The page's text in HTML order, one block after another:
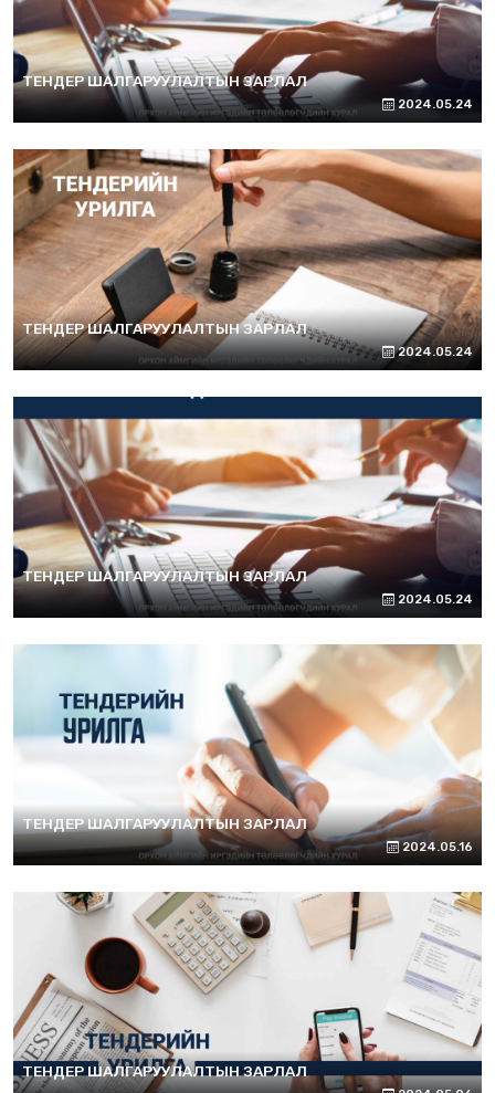
ТЕНДЕР ШАЛГАРУУЛАЛТЫН ЗАРЛАЛ
2024.05.24
ТЕНДЕР ШАЛГАРУУЛАЛТЫН ЗАРЛАЛ
2024.05.24
ТЕНДЕР ШАЛГАРУУЛАЛТЫН ЗАРЛАЛ
2024.05.24
ТЕНДЕР ШАЛГАРУУЛАЛТЫН ЗАРЛАЛ
2024.05.16
ТЕНДЕР ШАЛГАРУУЛАЛТЫН ЗАРЛАЛ